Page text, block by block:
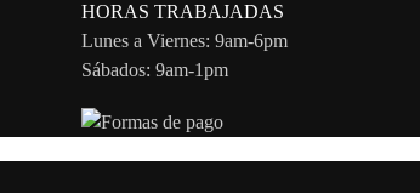
HORAS TRABAJADAS
Lunes a Viernes: 9am-6pm
Sábados: 9am-1pm